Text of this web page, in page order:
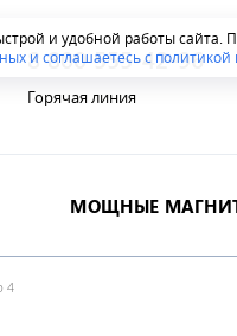
и удобной работы сайта.
и соглашаетесь с
8 800 555-42-96
Горячая линия
МОЩНЫЕ
4